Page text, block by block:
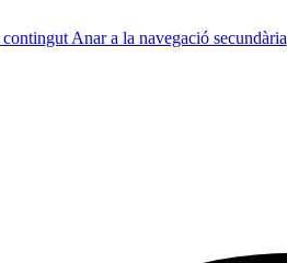
Anar a la navegació secundària